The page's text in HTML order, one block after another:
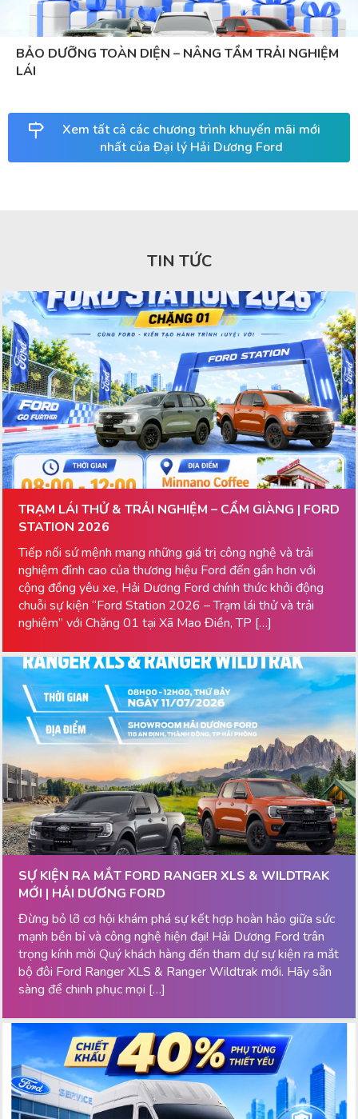
BẢO DƯỠNG TOÀN DIỆN – NÂNG TẦM TRẢI NGHIỆM
LÁI
Xem tất cả các chương trình khuyến mãi mới
nhất của Đại lý Hải Dương Ford
TIN TỨC
TRẠM LÁI THỬ & TRẢI NGHIỆM – CẨM GIÀNG | FORD
STATION 2026
Tiếp nối sứ mệnh mang những giá trị công nghệ và trải
nghiệm đỉnh cao của thương hiệu Ford đến gần hơn với
cộng đồng yêu xe, Hải Dương Ford chính thức khởi động
chuỗi sự kiện “Ford Station 2026 – Trạm lái thử và trải
nghiệm” với Chặng 01 tại Xã Mao Điền, TP […]
SỰ KIỆN RA MẮT FORD RANGER XLS & WILDTRAK
MỚI | HẢI DƯƠNG FORD
Đừng bỏ lỡ cơ hội khám phá sự kết hợp hoàn hảo giữa sức
mạnh bền bỉ và công nghệ hiện đại! Hải Dương Ford trân
trọng kính mời Quý khách hàng đến tham dự sự kiện ra mắt
bộ đôi Ford Ranger XLS & Ranger Wildtrak mới. Hãy sẵn
sàng để chinh phục mọi […]